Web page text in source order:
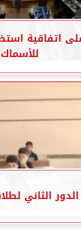
اتفاقية
للأسماك
الثاني لطلاب